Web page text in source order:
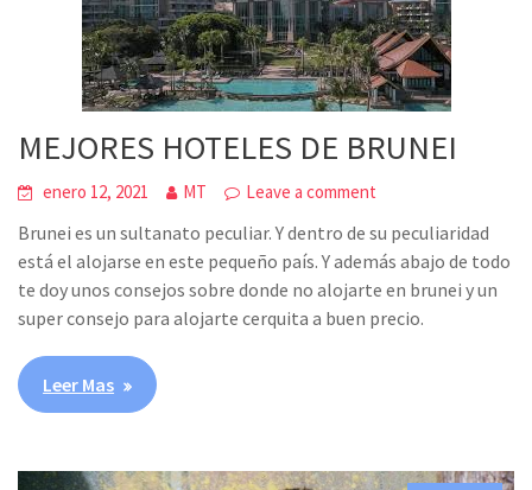
MEJORES HOTELES DE BRUNEI
enero 12, 2021 MT Leave a comment
Brunei es un sultanato peculiar. Y dentro de su peculiaridad
está el alojarse en este pequeño país. Y además abajo de todo
te doy unos consejos sobre donde no alojarte en brunei y un
super consejo para alojarte cerquita a buen precio.
Leer Mas